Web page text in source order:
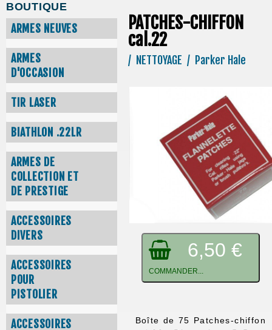
BOUTIQUE
ARMES NEUVES
ARMES
D'OCCASION
TIR LASER
BIATHLON .22LR
ARMES DE
COLLECTION ET
DE PRESTIGE
ACCESSOIRES
DIVERS
ACCESSOIRES
POUR
PISTOLIER
ACCESSOIRES
PATCHES-CHIFFON
cal.22
/ NETTOYAGE / Parker Hale
6,50 €
COMMANDER...
Boîte de 75 Patches-chiffon